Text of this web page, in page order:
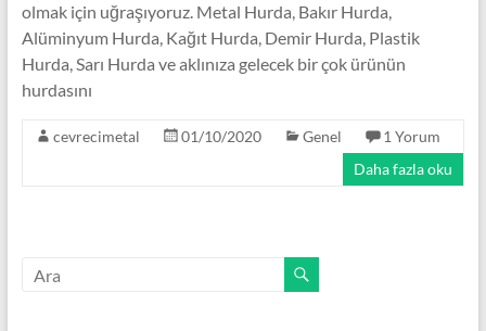
olmak için uğraşıyoruz. Metal Hurda, Bakır Hurda,
Alüminyum Hurda, Kağıt Hurda, Demir Hurda, Plastik
Hurda, Sarı Hurda ve aklınıza gelecek bir çok ürünün
hurdasını
cevrecimetal 01/10/2020 Genel
1 Yorum
Daha fazla oku